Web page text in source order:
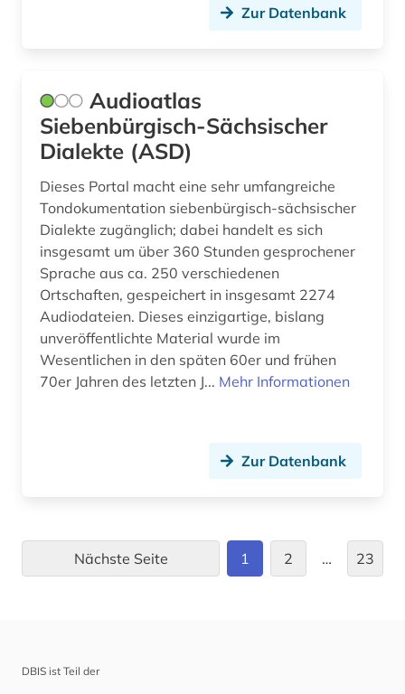
katalog (10)
katalonien (2)
katholische kirche (1)
katholische kirche. sancta sedes (1)
kinderliteratur (2)
kino (2)
kirchenlatein (1)
klassische philologie (1)
kollokationswörterbuch (1)
kommunikation (1)
Zur Datenbank
Audioatlas
Siebenbürgisch-Sächsischer
Dialekte (ASD)
Dieses Portal macht eine sehr umfangreiche
Tondokumentation siebenbürgisch-sächsischer
Dialekte zugänglich; dabei handelt es sich
insgesamt um über 360 Stunden gesprochener
Sprache aus ca. 250 verschiedenen
Ortschaften, gespeichert in insgesamt 2274
Audiodateien. Dieses einzigartige, bislang
unveröffentlichte Material wurde im
Wesentlichen in den späten 60er und frühen
70er Jahren des letzten J... Mehr Informationen
Zur Datenbank
Nächste Seite 1 2 … 23
DBIS ist Teil der